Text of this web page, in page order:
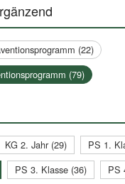
(22)
(79)
KG 2. Jahr (29)
PS 1.
PS 3. Klasse (36)
PS